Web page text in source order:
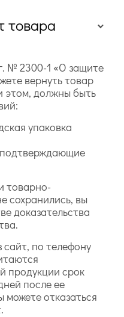
товара
№ 2300-1 «О защите
вернуть товар
этом, должны быть
упаковка
товарно-
сохранились, вы
доказательства
по телефону
продукции срок
после ее
можете отказаться